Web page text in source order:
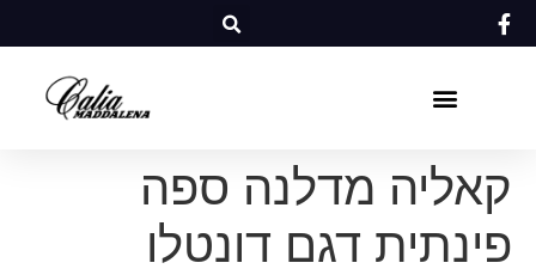
קאליה מדלנה ספה
פינתית דגם דונטלו